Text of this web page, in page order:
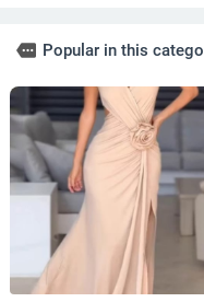
more Popular in this